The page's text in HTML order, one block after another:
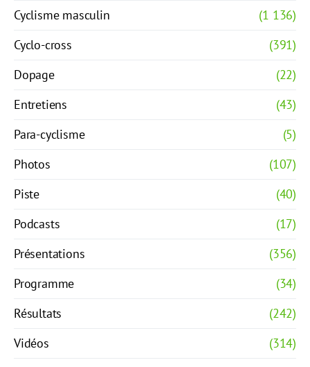
Cyclisme masculin
(1 136)
Cyclo-cross
(391)
Dopage
(22)
Entretiens
(43)
Para-cyclisme
(5)
Photos
(107)
Piste
(40)
Podcasts
(17)
Présentations
(356)
Programme
(34)
Résultats
(242)
Vidéos
(314)